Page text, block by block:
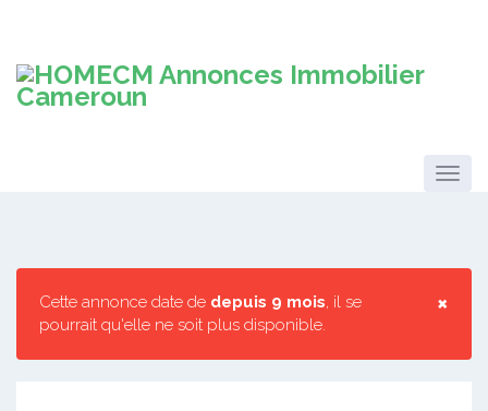
×
Cette annonce date de depuis 9 mois, il se
pourrait qu'elle ne soit plus disponible.